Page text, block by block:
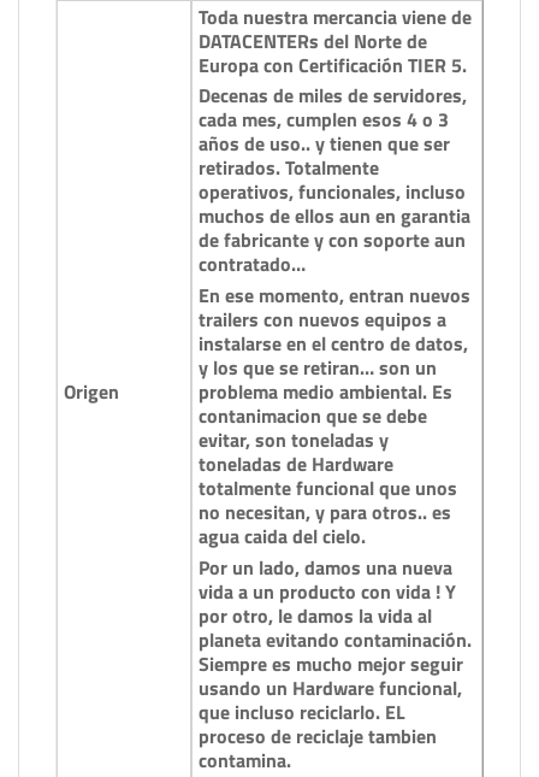
Origen
Toda nuestra mercancia viene de
DATACENTERs del Norte de
Europa con Certificación TIER 5.
Decenas de miles de servidores,
cada mes, cumplen esos 4 o 3
años de uso.. y tienen que ser
retirados. Totalmente
operativos, funcionales, incluso
muchos de ellos aun en garantia
de fabricante y con soporte aun
contratado…
En ese momento, entran nuevos
trailers con nuevos equipos a
instalarse en el centro de datos,
y los que se retiran… son un
problema medio ambiental. Es
contanimacion que se debe
evitar, son toneladas y
toneladas de Hardware
totalmente funcional que unos
no necesitan, y para otros.. es
agua caida del cielo.
Por un lado, damos una nueva
vida a un producto con vida ! Y
por otro, le damos la vida al
planeta evitando contaminación.
Siempre es mucho mejor seguir
usando un Hardware funcional,
que incluso reciclarlo. EL
proceso de reciclaje tambien
contamina.